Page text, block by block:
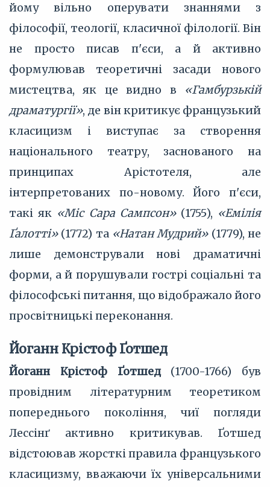
йому вільно оперувати знаннями з
філософії, теології, класичної філології. Він
не просто писав п'єси, а й активно
формулював теоретичні засади нового
мистецтва, як це видно в «Гамбурзькій
драматургії», де він критикує французький
класицизм і виступає за створення
національного театру, заснованого на
принципах Арістотеля, але
інтерпретованих по-новому. Його п'єси,
такі як «Міс Сара Сампсон»(1755), «Емілія
Ґалотті»(1772) та «Натан Мудрий»(1779), не
лише демонстрували нові драматичні
форми, а й порушували гострі соціальні та
філософські питання, що відображало його
просвітницькі переконання.
Йоганн Крістоф Ґотшед
Йоганн Крістоф Ґотшед(1700-1766) був
провідним літературним теоретиком
попереднього покоління, чиї погляди
Лессінґ активно критикував. Ґотшед
відстоював жорсткі правила французького
класицизму, вважаючи їх універсальними